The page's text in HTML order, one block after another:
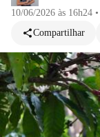
10/06/2026 às 16h24 •
Compartilhar